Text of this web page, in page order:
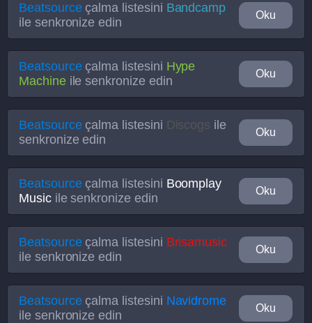
Beatsourceçalma listesini Bandcamp
ile senkronize edin
Oku
Beatsourceçalma listesini Hype
Machineile senkronize edin
Oku
Beatsourceçalma listesini Discogs ile
senkronize edin
Oku
Beatsourceçalma listesini Boomplay
Musicile senkronize edin
Oku
Beatsourceçalma listesini Brisamusic
ile senkronize edin
Oku
Beatsourceçalma listesini Navidrome
ile senkronize edin
Oku